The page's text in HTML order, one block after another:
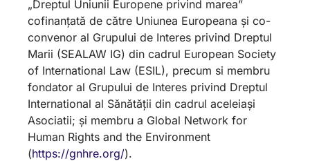
„Dreptul Uniunii Europene privind marea”
cofinanțată de către Uniunea Europeana și co-
convenor al Grupului de Interes privind Dreptul
Marii (SEALAW IG) din cadrul European Society
of International Law (ESIL), precum si membru
fondator al Grupului de Interes privind Dreptul
International al Sănătății din cadrul aceleiași
Asociatii; și membru a Global Network for
Human Rights and the Environment
(https://gnhre.org/).